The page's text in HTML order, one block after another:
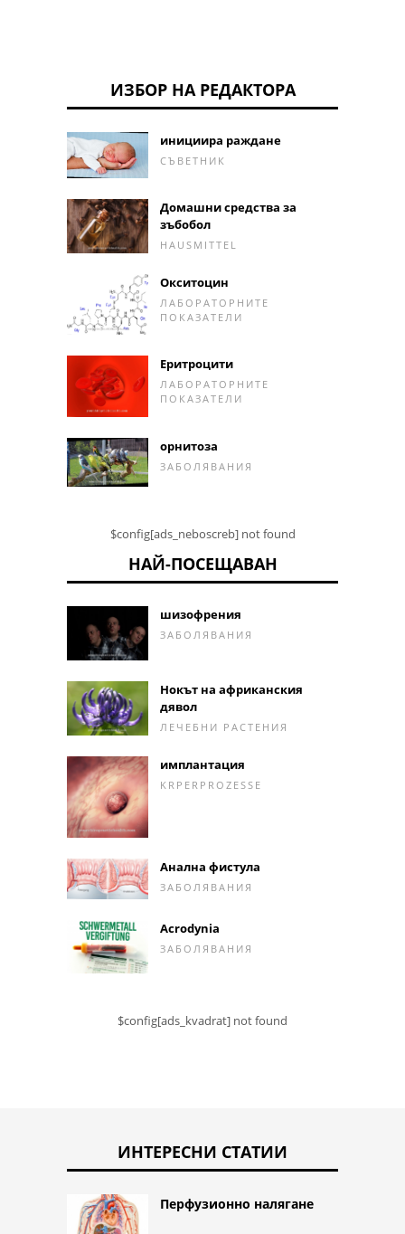
ИЗБОР НА РЕДАКТОРА
инициира раждане
СЪВЕТНИК
Домашни средства за
зъбобол
HAUSMITTEL
Окситоцин
ЛАБОРАТОРНИТЕ
ПОКАЗАТЕЛИ
Еритроцити
ЛАБОРАТОРНИТЕ
ПОКАЗАТЕЛИ
орнитоза
ЗАБОЛЯВАНИЯ
$config[ads_neboscreb] not found
НАЙ-ПОСЕЩАВАН
шизофрения
ЗАБОЛЯВАНИЯ
Нокът на африканския
дявол
ЛЕЧЕБНИ РАСТЕНИЯ
имплантация
KRPERPROZESSE
Анална фистула
ЗАБОЛЯВАНИЯ
Acrodynia
ЗАБОЛЯВАНИЯ
$config[ads_kvadrat] not found
ИНТЕРЕСНИ СТАТИИ
Перфузионно налягане